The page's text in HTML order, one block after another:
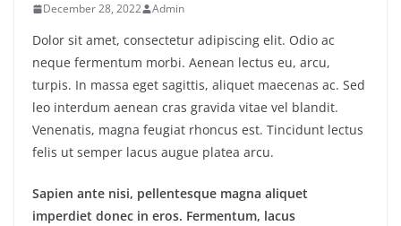
December 28, 2022 Admin
Dolor sit amet, consectetur adipiscing elit. Odio ac
neque fermentum morbi. Aenean lectus eu, arcu,
turpis. In massa eget sagittis, aliquet maecenas ac. Sed
leo interdum aenean cras gravida vitae vel blandit.
Venenatis, magna feugiat rhoncus est. Tincidunt lectus
felis ut semper lacus augue platea arcu.
Sapien ante nisi, pellentesque magna aliquet
imperdiet donec in eros. Fermentum, lacus